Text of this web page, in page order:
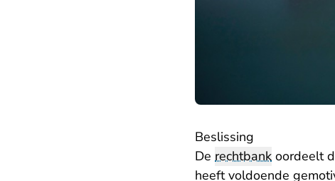
Beslissing
De rechtbank oordeelt
heeft voldoende